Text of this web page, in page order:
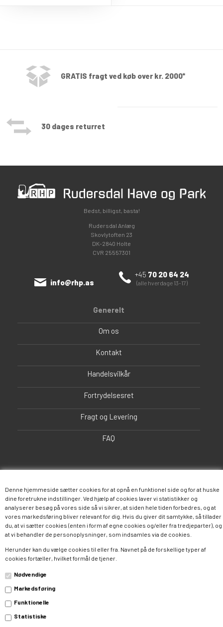
Denne hjemmeside sætter cookies for at opnå en funktionel side og for at huske
dine foretrukne indstillinger. Ved hjælp af cookies laver vi statistikker og
analyserer besøg på vores side så vi sikrer, at siden hele tiden forbedres, og at
vores markedsføring bliver relevant for dig. Hvis du giver dit samtykke, så tillader
du, at vi sætter cookies (enten i form af egne cookies og/eller fra tredjeparter), og
at vi behandler de personoplysninger, som indsamles via de cookies.
Herunder kan du vælge cookies til eller fra. Navnet på de forskellige typer af
cookies fortæller, hvilket formål de tjener.
Nødvendige
Markedsføring
Funktionelle
Statistiske
GRATIS fragt ved køb over kr. 2000*
30 dages returret
Bedst, billigst, basta!
Rudersdal Anlæg
Skovlytoften 23
DK-2840 Holte
CVR 25557301
info@rhp.as
+45 70 20 64 24
(alle hverdage 13-17)
Generelt
Om os
Kontakt
Handelsvilkår
Fortrydelsesret
Fragt og Levering
FAQ
Følg os
Facebook Twitter